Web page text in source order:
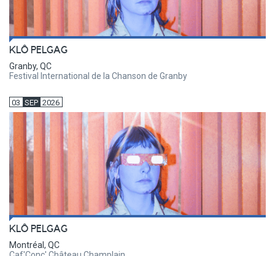
KLÔ PELGAG
Granby, QC
Festival International de la Chanson de Granby
03 SEP 2026
KLÔ PELGAG
Montréal, QC